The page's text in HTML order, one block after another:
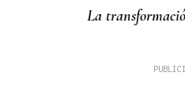
La